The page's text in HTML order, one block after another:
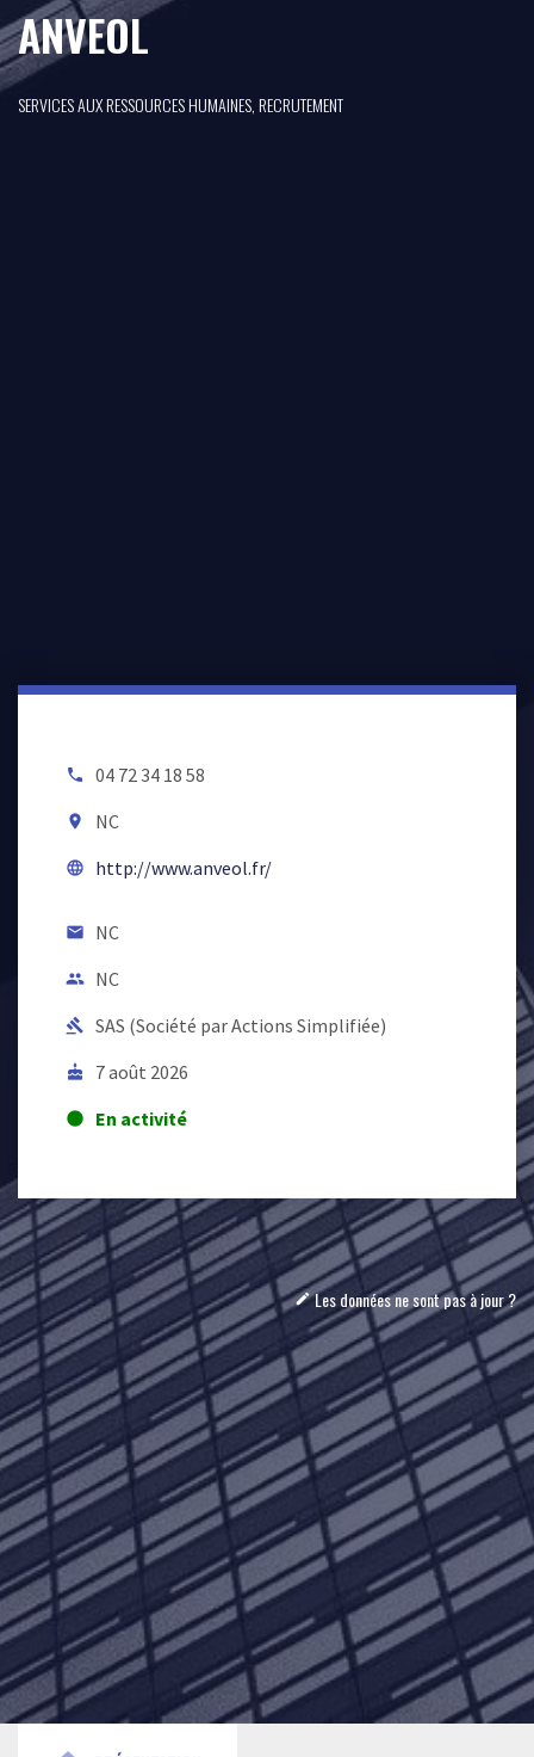
ANVEOL
SERVICES AUX RESSOURCES HUMAINES, RECRUTEMENT
local_phone 04 72 34 18 58
room NC
language http://www.anveol.fr/
email NC
people NC
gavel SAS (Société par Actions Simplifiée)
cake 7 août 2026
lens En activité
mode_editLes données ne sont pas à jour ?